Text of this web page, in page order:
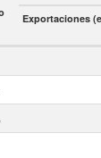
Exportaciones